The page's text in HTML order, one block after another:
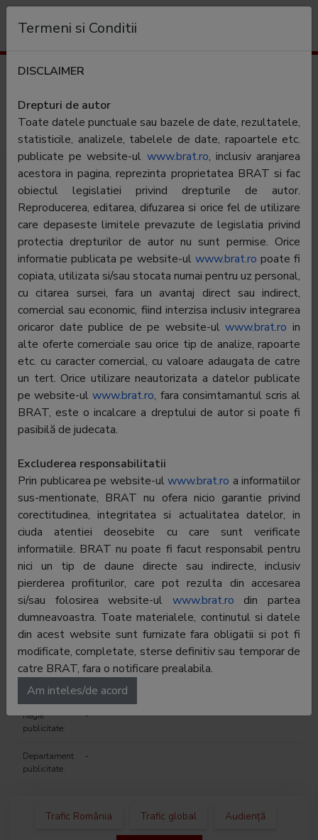
doc.ro
Categorie:Sanatate & ingrijire personala
DOC reprezinta abrevierea de la Dr. Oana Cuzino,
fondatorul DOC, Medic Primar Gerontologie si
Geriatrie, referinta de cunoastere si credibilitate, de
peste 20 de ani, in promovarea pe intelesul tuturor a
celor mai bune sfaturi medicale si de viata sanatoasa.
Platforma DOC integreaza informatiile esentiale de
sanatate si lifestyle cu accesul la produsele si solutiile
necesare utilizatorilor, asigurand totodata
continuitatea experientei lor prin comunitatile DOC din
Social Media, cu peste 1,5 milioane de follower-i.
Contractor
SATI:
Volovici Petru - PFA
Director
general:
Petru Volovici
Reprezentant
BRAT:
Petru Volovici
Adresa
Bucuresti, Bucharest Business Park - Soseaua
Bucuresti-Ploiesti, Nr. lA, Cladirea B, Parter, Camera
2, birou 1, cod postal 013681
0730-024.870
E-mail: petruvolovici@gmail.com
Regie
publicitate:
-
Departament
publicitate:
-
Trafic România Trafic global Audiență
Termeni si Conditii
DISCLAIMER
Drepturi de autor
Toate datele punctuale sau bazele de date, rezultatele,
statisticile, analizele, tabelele de date, rapoartele etc.
publicate pe website-ul www.brat.ro, inclusiv aranjarea
acestora in pagina, reprezinta proprietatea BRAT si fac
obiectul legislatiei privind drepturile de autor.
Reproducerea, editarea, difuzarea si orice fel de utilizare
care depaseste limitele prevazute de legislatia privind
protectia drepturilor de autor nu sunt permise. Orice
informatie publicata pe website-ul www.brat.ro poate fi
copiata, utilizata si/sau stocata numai pentru uz personal,
cu citarea sursei, fara un avantaj direct sau indirect,
comercial sau economic, fiind interzisa inclusiv integrarea
oricaror date publice de pe website-ulwww.brat.ro in
alte oferte comerciale sau orice tip de analize, rapoarte
etc. cu caracter comercial, cu valoare adaugata de catre
un tert. Orice utilizare neautorizata a datelor publicate
pe website-ulwww.brat.ro, fara consimtamantul scris al
BRAT, este o incalcare a dreptului de autor si poate fi
pasibilă de judecata.
Excluderea responsabilitatii
Prin publicarea pe website-ulwww.brat.ro a informatiilor
sus-mentionate, BRAT nu ofera nicio garantie privind
corectitudinea, integritatea si actualitatea datelor, in
ciuda atentiei deosebite cu care sunt verificate
informatiile. BRAT nu poate fi facut responsabil pentru
nici un tip de daune directe sau indirecte, inclusiv
pierderea profiturilor, care pot rezulta din accesarea
si/sau folosirea website-ul www.brat.ro din partea
dumneavoastra. Toate materialele, continutul si datele
din acest website sunt furnizate fara obligatii si pot fi
modificate, completate, sterse definitiv sau temporar de
catre BRAT, fara o notificare prealabila.
Am inteles/de acord